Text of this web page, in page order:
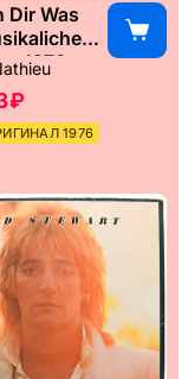
Dir Was
1976
₽
1976